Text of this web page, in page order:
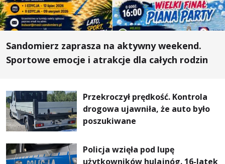
Sandomierz zaprasza na aktywny weekend.
Sportowe emocje i atrakcje dla całych rodzin
Przekroczył prędkość. Kontrola
drogowa ujawniła, że auto było
poszukiwane
Policja wzięła pod lupę
użytkowników hulajnóg. 16-latek